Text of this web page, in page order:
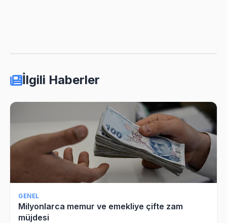
İlgili Haberler
GENEL
Milyonlarca memur ve emekliye çifte zam
müjdesi